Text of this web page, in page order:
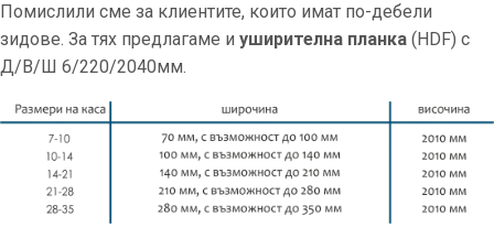
Помислили сме за клиентите, които имат по-дебели
зидове. За тях предлагаме и уширителна планка (HDF) с
Д/В/Ш 6/220/2040мм.